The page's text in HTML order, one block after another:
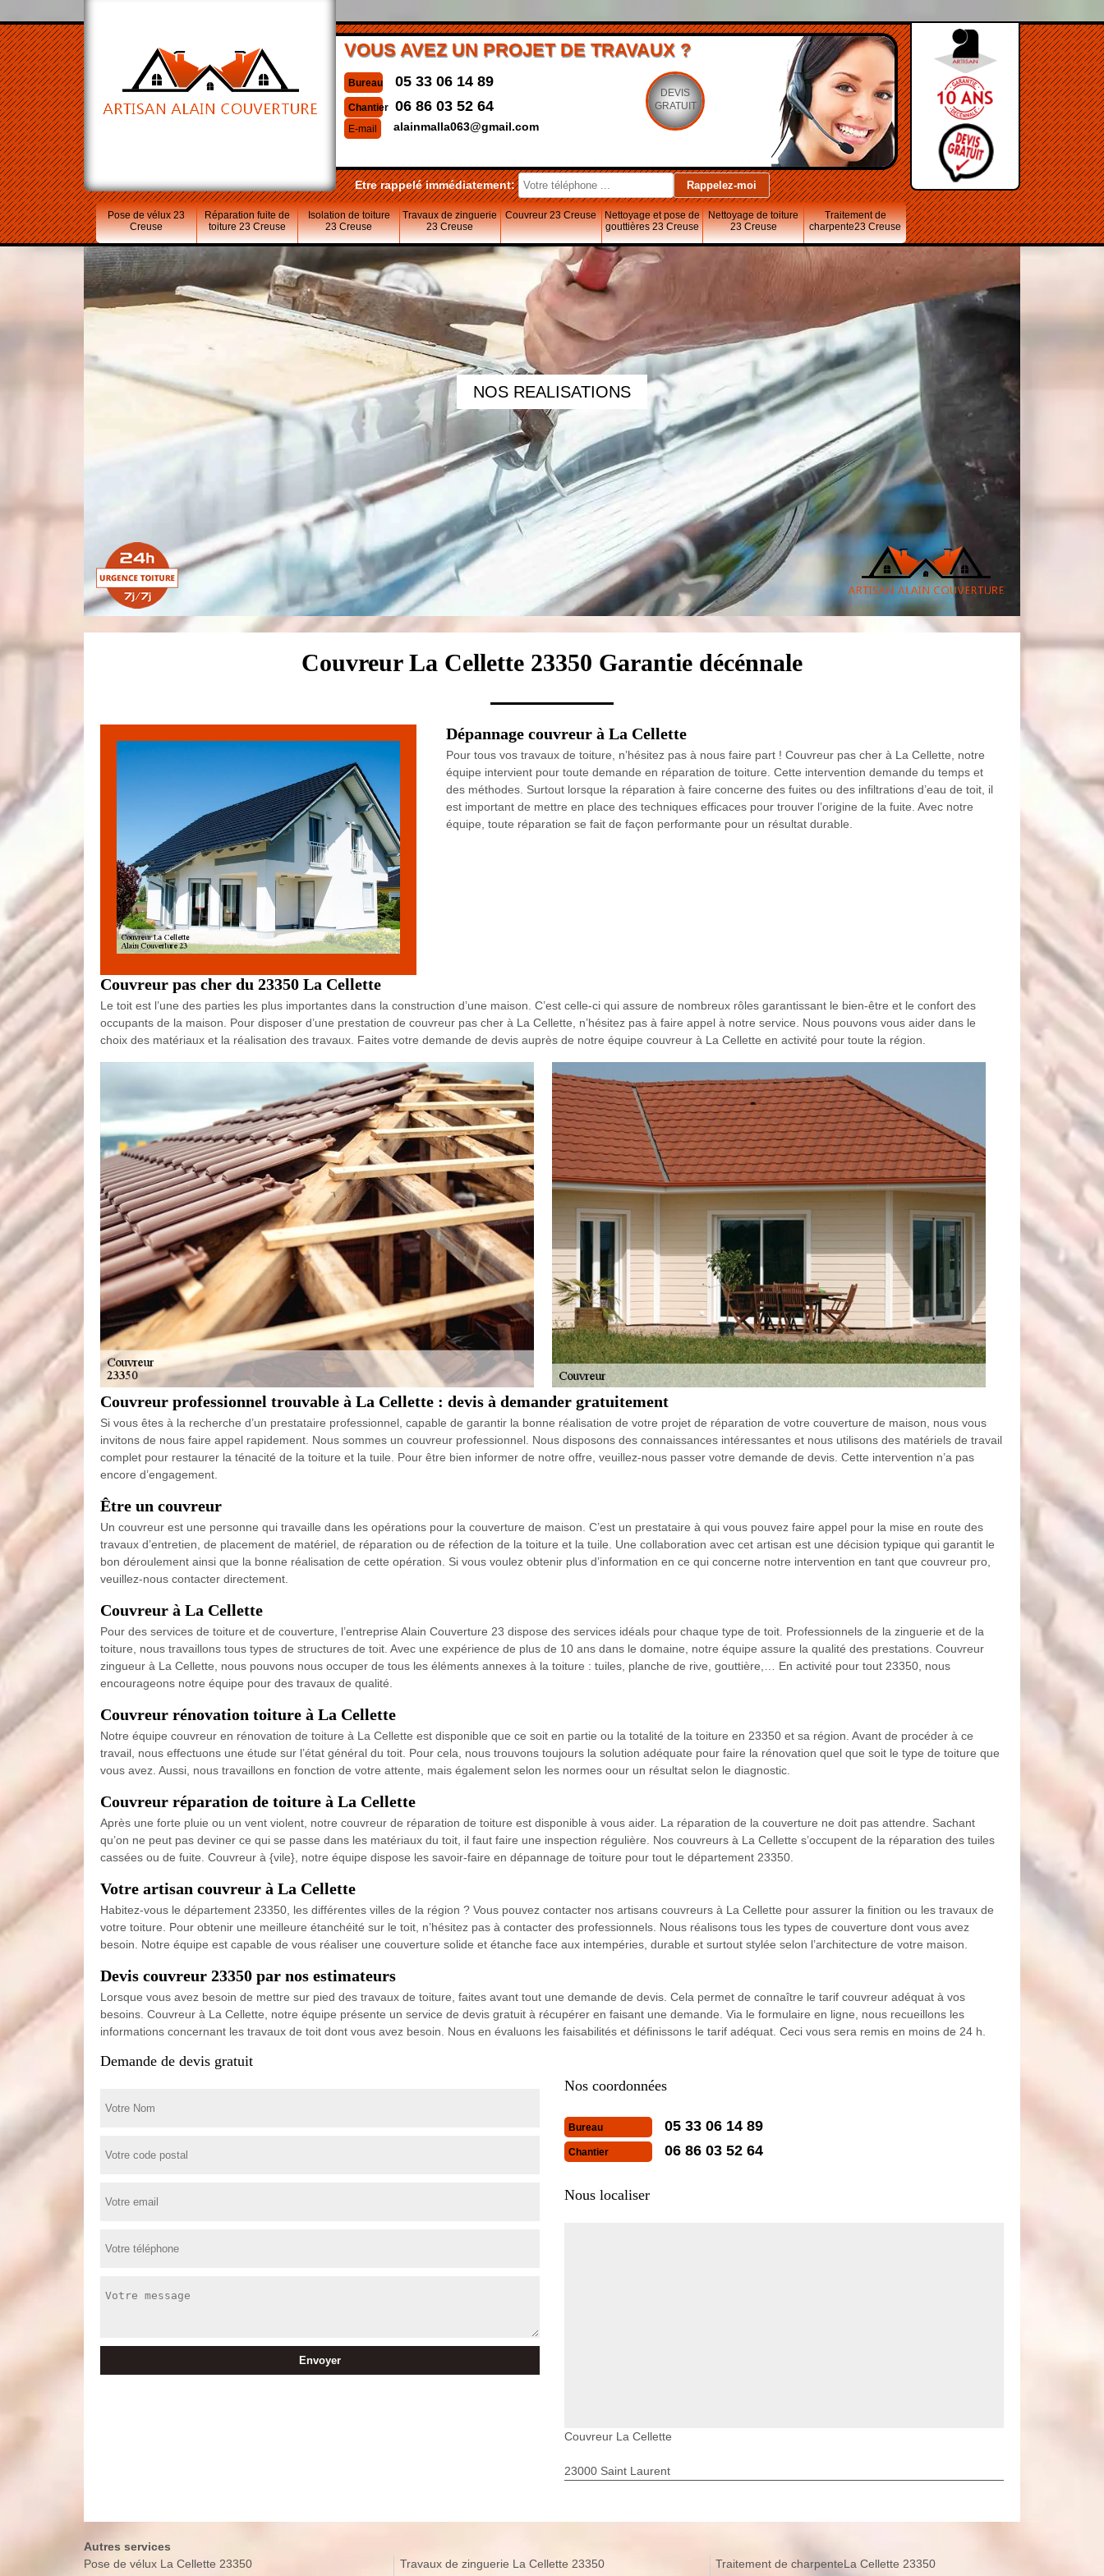
VOUS AVEZ UN PROJET DE TRAVAUX ?
Bureau 05 33 06 14 89
Chantier 06 86 03 52 64
E-mail alainmalla063@gmail.com
DEVIS
GRATUIT
Etre rappelé immédiatement:
Pose de vélux 23
Creuse
Réparation fuite de
toiture 23 Creuse
Isolation de toiture
23 Creuse
Travaux de zinguerie
23 Creuse
Couvreur 23 Creuse
Nettoyage et pose de
gouttières 23 Creuse
Nettoyage de toiture
23 Creuse
Traitement de
charpente23 Creuse
NOS REALISATIONS
Couvreur La Cellette 23350 Garantie décénnale
Dépannage couvreur à La Cellette
Pour tous vos travaux de toiture, n’hésitez pas à nous faire part ! Couvreur pas cher à La Cellette, notre
équipe intervient pour toute demande en réparation de toiture. Cette intervention demande du temps et
des méthodes. Surtout lorsque la réparation à faire concerne des fuites ou des infiltrations d’eau de toit, il
est important de mettre en place des techniques efficaces pour trouver l’origine de la fuite. Avec notre
équipe, toute réparation se fait de façon performante pour un résultat durable.
Couvreur pas cher du 23350 La Cellette
Le toit est l’une des parties les plus importantes dans la construction d’une maison. C’est celle-ci qui assure de nombreux rôles garantissant le bien-être et le confort des
occupants de la maison. Pour disposer d’une prestation de couvreur pas cher à La Cellette, n’hésitez pas à faire appel à notre service. Nous pouvons vous aider dans le
choix des matériaux et la réalisation des travaux. Faites votre demande de devis auprès de notre équipe couvreur à La Cellette en activité pour toute la région.
Couvreur professionnel trouvable à La Cellette : devis à demander gratuitement
Si vous êtes à la recherche d’un prestataire professionnel, capable de garantir la bonne réalisation de votre projet de réparation de votre couverture de maison, nous vous
invitons de nous faire appel rapidement. Nous sommes un couvreur professionnel. Nous disposons des connaissances intéressantes et nous utilisons des matériels de travail
complet pour restaurer la ténacité de la toiture et la tuile. Pour être bien informer de notre offre, veuillez-nous passer votre demande de devis. Cette intervention n’a pas
encore d’engagement.
Être un couvreur
Un couvreur est une personne qui travaille dans les opérations pour la couverture de maison. C’est un prestataire à qui vous pouvez faire appel pour la mise en route des
travaux d’entretien, de placement de matériel, de réparation ou de réfection de la toiture et la tuile. Une collaboration avec cet artisan est une décision typique qui garantit le
bon déroulement ainsi que la bonne réalisation de cette opération. Si vous voulez obtenir plus d’information en ce qui concerne notre intervention en tant que couvreur pro,
veuillez-nous contacter directement.
Couvreur à La Cellette
Pour des services de toiture et de couverture, l’entreprise Alain Couverture 23 dispose des services idéals pour chaque type de toit. Professionnels de la zinguerie et de la
toiture, nous travaillons tous types de structures de toit. Avec une expérience de plus de 10 ans dans le domaine, notre équipe assure la qualité des prestations. Couvreur
zingueur à La Cellette, nous pouvons nous occuper de tous les éléments annexes à la toiture : tuiles, planche de rive, gouttière,… En activité pour tout 23350, nous
encourageons notre équipe pour des travaux de qualité.
Couvreur rénovation toiture à La Cellette
Notre équipe couvreur en rénovation de toiture à La Cellette est disponible que ce soit en partie ou la totalité de la toiture en 23350 et sa région. Avant de procéder à ce
travail, nous effectuons une étude sur l’état général du toit. Pour cela, nous trouvons toujours la solution adéquate pour faire la rénovation quel que soit le type de toiture que
vous avez. Aussi, nous travaillons en fonction de votre attente, mais également selon les normes oour un résultat selon le diagnostic.
Couvreur réparation de toiture à La Cellette
Après une forte pluie ou un vent violent, notre couvreur de réparation de toiture est disponible à vous aider. La réparation de la couverture ne doit pas attendre. Sachant
qu’on ne peut pas deviner ce qui se passe dans les matériaux du toit, il faut faire une inspection régulière. Nos couvreurs à La Cellette s’occupent de la réparation des tuiles
cassées ou de fuite. Couvreur à {vile}, notre équipe dispose les savoir-faire en dépannage de toiture pour tout le département 23350.
Votre artisan couvreur à La Cellette
Habitez-vous le département 23350, les différentes villes de la région ? Vous pouvez contacter nos artisans couvreurs à La Cellette pour assurer la finition ou les travaux de
votre toiture. Pour obtenir une meilleure étanchéité sur le toit, n’hésitez pas à contacter des professionnels. Nous réalisons tous les types de couverture dont vous avez
besoin. Notre équipe est capable de vous réaliser une couverture solide et étanche face aux intempéries, durable et surtout stylée selon l’architecture de votre maison.
Devis couvreur 23350 par nos estimateurs
Lorsque vous avez besoin de mettre sur pied des travaux de toiture, faites avant tout une demande de devis. Cela permet de connaître le tarif couvreur adéquat à vos
besoins. Couvreur à La Cellette, notre équipe présente un service de devis gratuit à récupérer en faisant une demande. Via le formulaire en ligne, nous recueillons les
informations concernant les travaux de toit dont vous avez besoin. Nous en évaluons les faisabilités et définissons le tarif adéquat. Ceci vous sera remis en moins de 24 h.
Demande de devis gratuit
Nos coordonnées
Bureau 05 33 06 14 89
Chantier 06 86 03 52 64
Nous localiser
Couvreur La Cellette
23000 Saint Laurent
Autres services
Pose de vélux La Cellette 23350
Travaux de zinguerie La Cellette 23350
Traitement de charpenteLa Cellette 23350